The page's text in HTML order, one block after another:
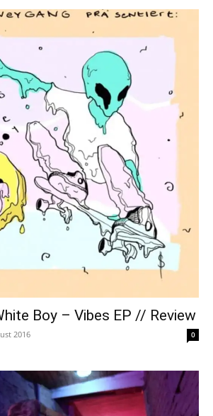
Boy – Vibes EP // Review
2016 0